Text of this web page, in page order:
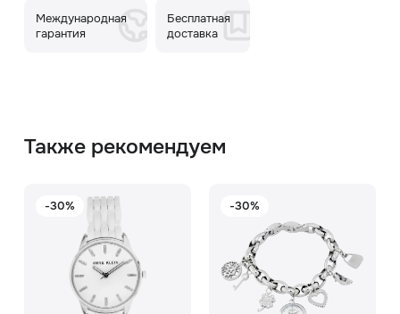
Международная
гарантия
Бесплатная
доставка
Также рекомендуем
-30% -30%